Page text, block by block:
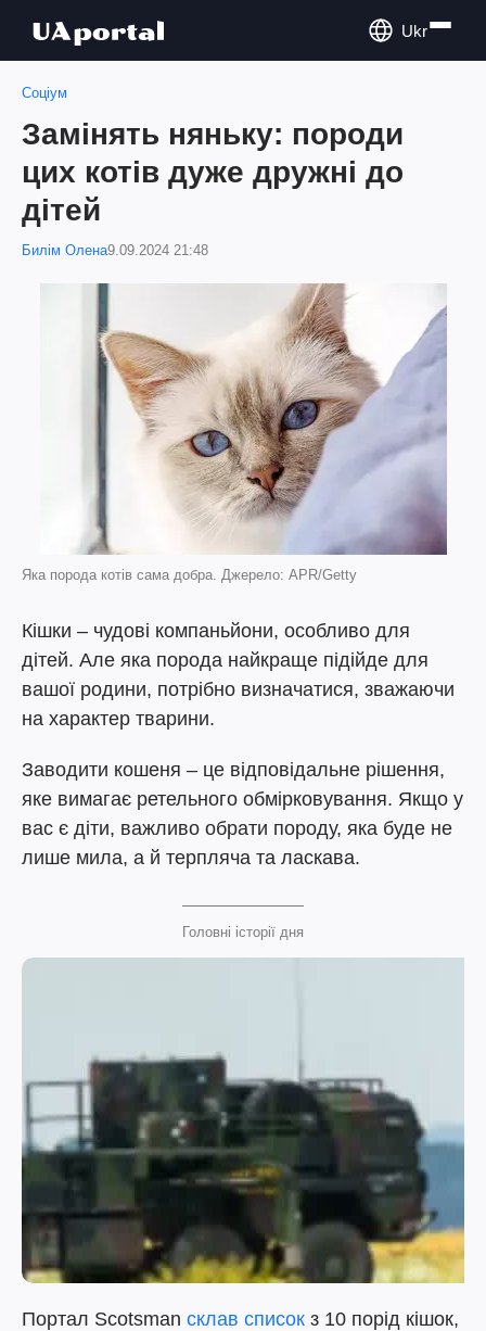
Ukr
Соціум
Замінять няньку: породи
цих котів дуже дружні до
дітей
Билім Олена9.09.2024 21:48
Яка порода котів сама добра. Джерело: APR/Getty
Кішки – чудові компаньйони, особливо для
дітей. Але яка порода найкраще підійде для
вашої родини, потрібно визначатися, зважаючи
на характер тварини.
Заводити кошеня – це відповідальне рішення,
яке вимагає ретельного обмірковування. Якщо у
вас є діти, важливо обрати породу, яка буде не
лише мила, а й терпляча та ласкава.
Головні історії дня
Портал Scotsman склав список з 10 порід кішок,